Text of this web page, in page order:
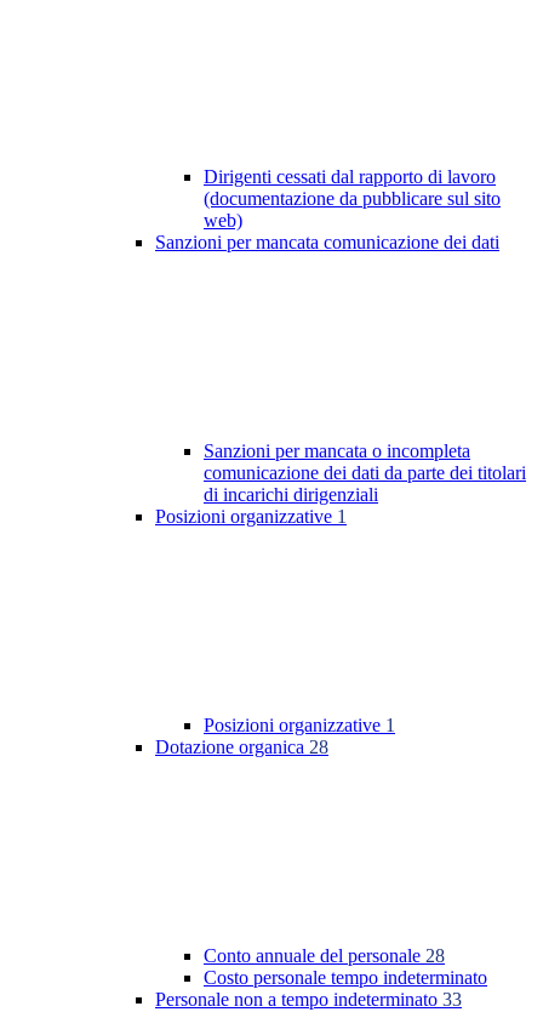
Dirigenti cessati dal rapporto di lavoro
(documentazione da pubblicare sul sito
web)
Sanzioni per mancata comunicazione dei dati
Sanzioni per mancata o incompleta
comunicazione dei dati da parte dei titolari
di incarichi dirigenziali
Posizioni organizzative 1
Posizioni organizzative 1
Dotazione organica 28
Conto annuale del personale 28
Costo personale tempo indeterminato
Personale non a tempo indeterminato 33